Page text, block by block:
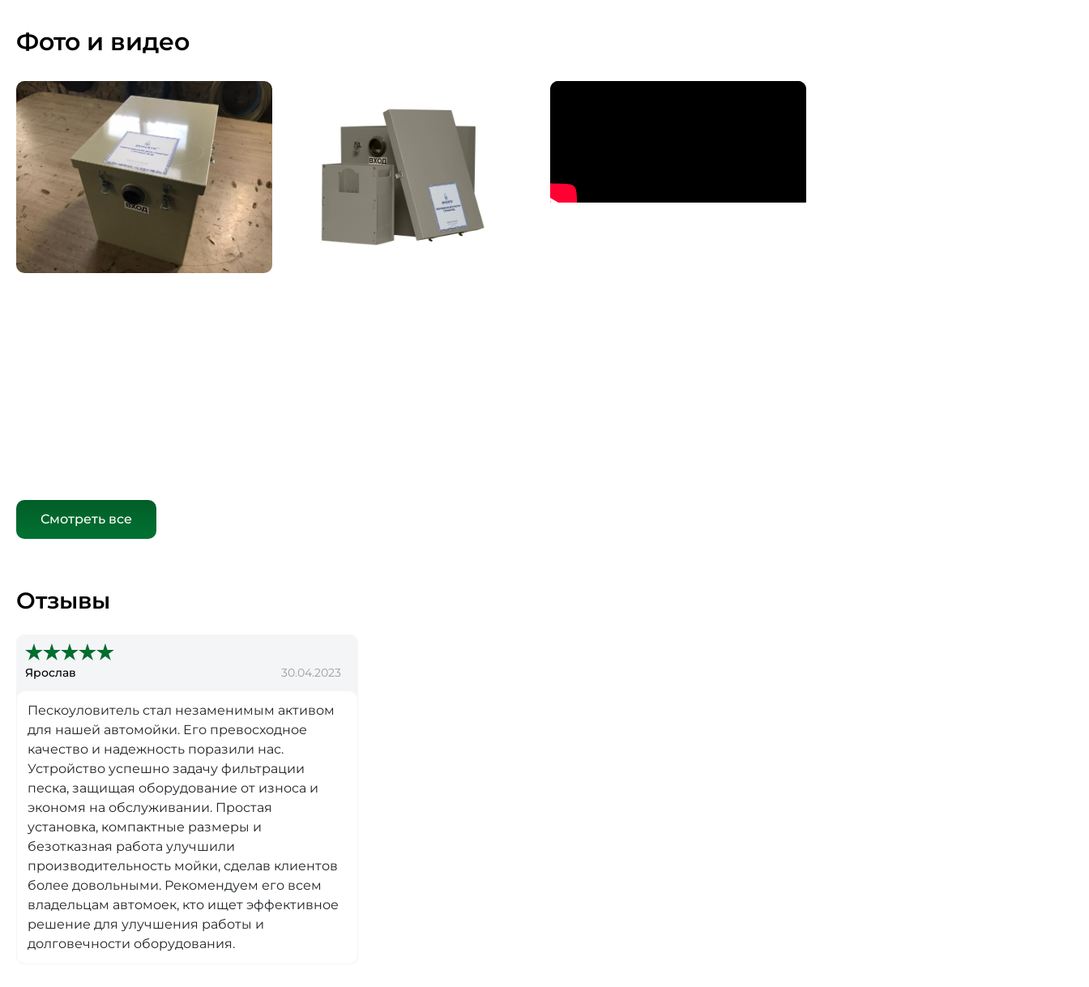
Фото и видео
Смотреть все
Отзывы
Ярослав 30.04.2023
Пескоуловитель стал незаменимым активом
для нашей автомойки. Его превосходное
качество и надежность поразили нас.
Устройство успешно задачу фильтрации
песка, защищая оборудование от износа и
экономя на обслуживании. Простая
установка, компактные размеры и
безотказная работа улучшили
производительность мойки, сделав клиентов
более довольными. Рекомендуем его всем
владельцам автомоек, кто ищет эффективное
решение для улучшения работы и
долговечности оборудования.